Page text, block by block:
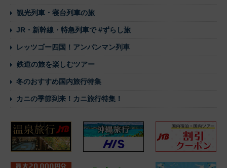
観光列車・寝台列車の旅
JR・新幹線・特急列車で #ずらし旅
レッツゴー四国！アンパンマン列車
鉄道の旅を楽しむツアー
冬のおすすめ国内旅行特集
カニの季節到来！カニ旅行特集！